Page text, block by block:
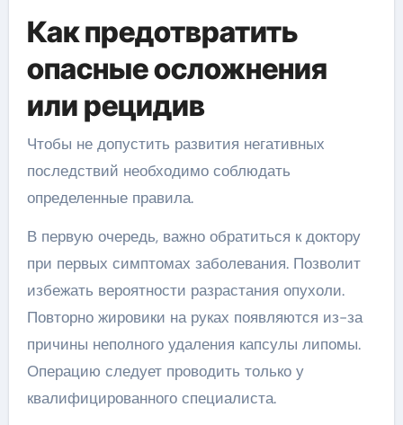
Как предотвратить
опасные осложнения
или рецидив
Чтобы не допустить развития негативных
последствий необходимо соблюдать
определенные правила.
В первую очередь, важно обратиться к доктору
при первых симптомах заболевания. Позволит
избежать вероятности разрастания опухоли.
Повторно жировики на руках появляются из-за
причины неполного удаления капсулы липомы.
Операцию следует проводить только у
квалифицированного специалиста.